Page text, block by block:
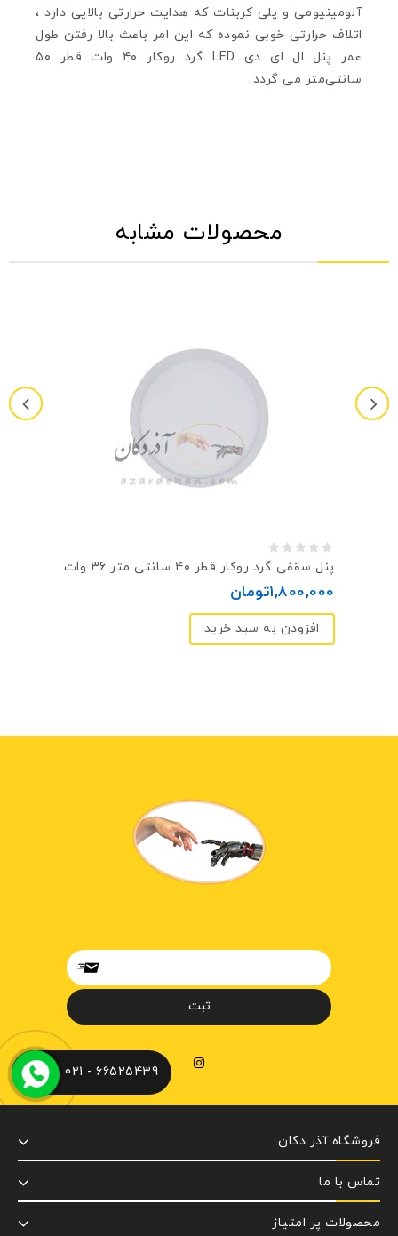
آلومینیومی و پلی کربنات که هدایت حرارتی بالایی دارد ،
اتلاف حرارتی خوبی نموده که این امر باعث بالا رفتن طول
عمر پنل ال ای دی LED گرد روکار ۴۰ وات قطر ۵۰
سانتی‌متر می گردد.
محصولات مشابه
پنل سقفی گرد روکار قطر ۴۰ سانتی متر ۳۶ وات
1,800,000تومان
افزودن به سبد خرید
فروشگاه آذر دکان
تماس با ما
محصولات پر امتیاز
66525439 - 021